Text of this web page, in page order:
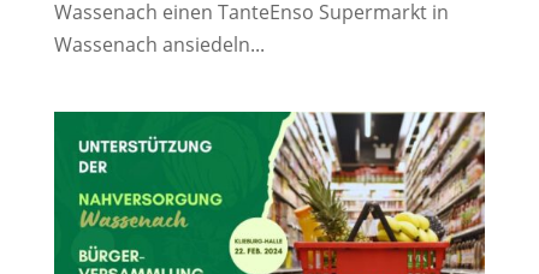
Wassenach einen TanteEnso Supermarkt in
Wassenach ansiedeln...